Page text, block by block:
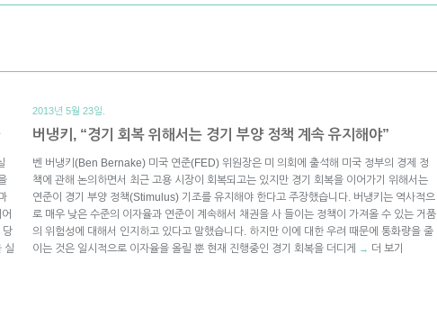
당
실
2013년 5월 23일.
버냉키, “경기 회복 위해서는 경기 부양 정책 계속 유지해야”
벤 버냉키(Ben Bernake) 미국 연준(FED) 위원장은 미 의회에 출석해 미국 정부의 경제 정
책에 관해 논의하면서 최근 고용 시장이 회복되고는 있지만 경기 회복을 이어가기 위해서는
연준이 경기 부양 정책(Stimulus) 기조를 유지해야 한다고 주장했습니다. 버냉키는 역사적으
로 매우 낮은 수준의 이자율과 연준이 계속해서 채권을 사 들이는 정책이 가져올 수 있는 거품
의 위험성에 대해서 인지하고 있다고 말했습니다. 하지만 이에 대한 우려 때문에 통화량을 줄
이는 것은 일시적으로 이자율을 올릴 뿐 현재 진행중인 경기 회복을 더디게
→ 더 보기